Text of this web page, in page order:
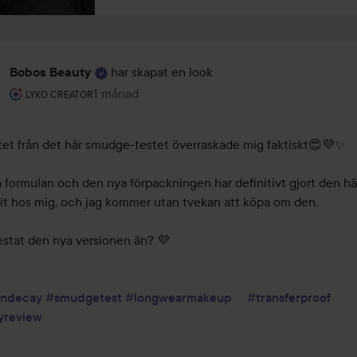
Bobos Beauty har skapat en look
LYKO CREATOR
Användarens roll: Lyko Creator.
1 månad
Inlägget skapades 1 månad
från det här smudge-testet överraskade mig faktiskt😍💜✨
formulan och den nya förpackningen har definitivt gjort den
hos mig, och jag kommer utan tvekan att köpa om den.
den nya versionen än? 💜
#smudgetest #longwearmakeup
#transferproof